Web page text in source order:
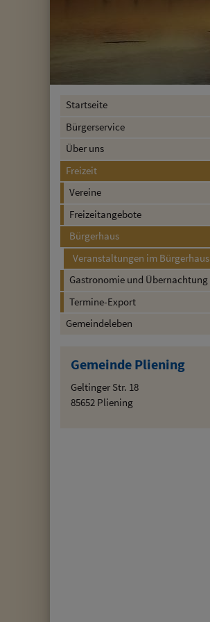
Startseite
Bürgerservice
Über uns
Freizeit
Vereine
Freizeitangebote
Bürgerhaus
Veranstaltungen im Bürgerhaus
Gastronomie und Übernachtung
Termine-Export
Gemeindeleben
Gemeinde Pliening
Geltinger Str. 18
85652 Pliening